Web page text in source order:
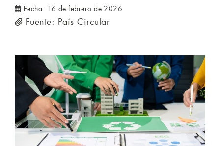
Fecha: 16 de febrero de 2026
Fuente: País Circular